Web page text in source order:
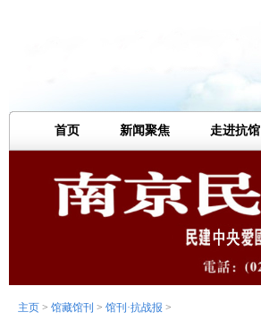
首页 新闻聚焦 走进抗馆
主页 > 馆藏馆刊 > 馆刊·抗战报 >